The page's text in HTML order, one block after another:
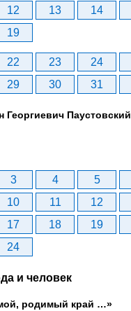
12 13 14
19
22 23 24
29 30 31
Георгиевич Паустовский
3 4 5
10 11 12
17 18 19
24
и человек
родимый край …»